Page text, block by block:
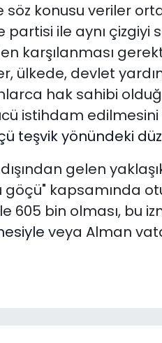
konusu veriler
ile aynı çizgiyi
karşılanması
ülkede, devlet
hak sahibi
istihdam
teşvik yönündeki
gelen
göçü" kapsamında
605 bin olması, bu
veya Alman